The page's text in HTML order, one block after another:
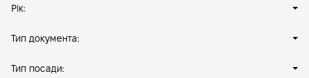
Рік:
Тип документа:
Тип посади: